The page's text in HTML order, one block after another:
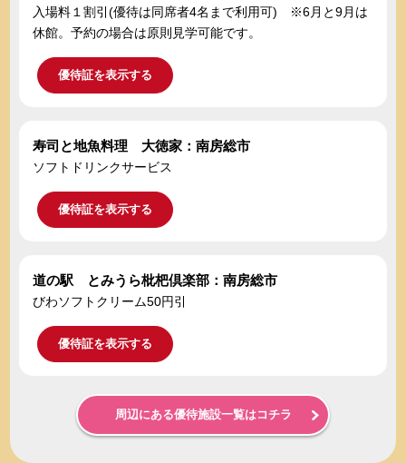
入場料１割引(優待は同席者4名まで利用可) ※6月と9月は
休館。予約の場合は原則見学可能です。
優待証を表示する
寿司と地魚料理 大徳家：南房総市
ソフトドリンクサービス
優待証を表示する
道の駅 とみうら枇杷倶楽部：南房総市
びわソフトクリーム50円引
優待証を表示する
周辺にある優待施設一覧はコチラ